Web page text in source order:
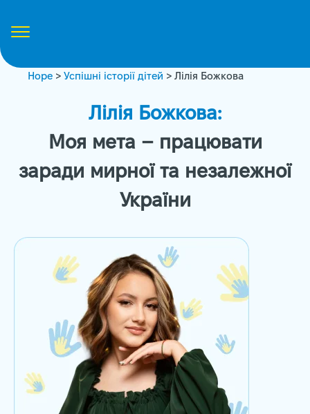
Hope > Успішні історії дітей > Лілія Божкова
Лілія Божкова:
Моя мета – працювати
заради мирної та незалежної
України